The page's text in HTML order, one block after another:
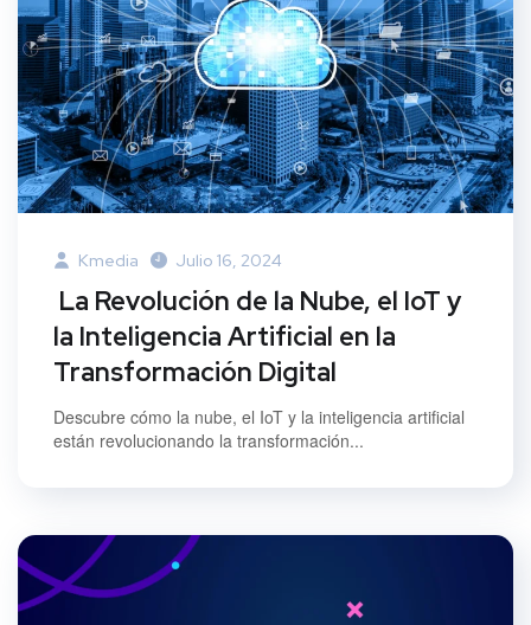
Kmedia Julio 16, 2024
La Revolución de la Nube, el IoT y
la Inteligencia Artificial en la
Transformación Digital
Descubre cómo la nube, el IoT y la inteligencia artificial
están revolucionando la transformación...